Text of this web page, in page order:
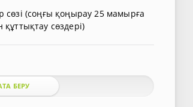
сөзі (соңғы қоңырау 25 мамырға
құттықтау сөздері)
БЕРУ